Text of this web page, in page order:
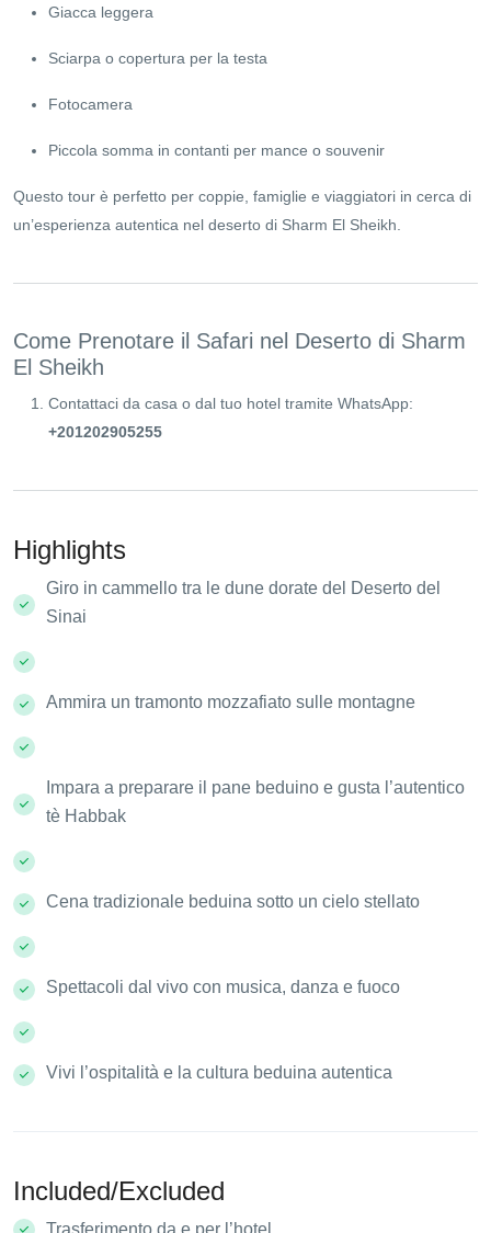
Giacca leggera
Sciarpa o copertura per la testa
Fotocamera
Piccola somma in contanti per mance o souvenir
Questo tour è perfetto per coppie, famiglie e viaggiatori in cerca di
un’esperienza autentica nel deserto di Sharm El Sheikh.
Come Prenotare il Safari nel Deserto di Sharm
El Sheikh
Contattaci da casa o dal tuo hotel tramite WhatsApp:
+201202905255
Highlights
Giro in cammello tra le dune dorate del Deserto del
Sinai
Ammira un tramonto mozzafiato sulle montagne
Impara a preparare il pane beduino e gusta l’autentico
tè Habbak
Cena tradizionale beduina sotto un cielo stellato
Spettacoli dal vivo con musica, danza e fuoco
Vivi l’ospitalità e la cultura beduina autentica
Included/Excluded